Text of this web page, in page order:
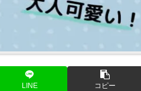
LINE コピー